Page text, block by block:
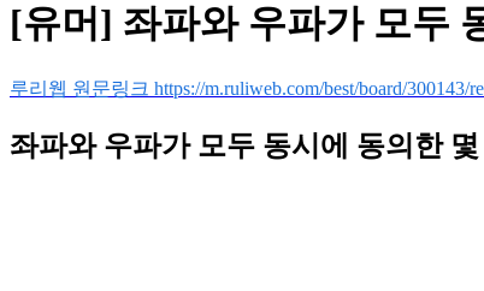
[유머] 좌파와 우파가 모두
루리웹 원문링크 https://m.ruliweb.com/best/board/300143/
좌파와 우파가 모두 동시에 동의한